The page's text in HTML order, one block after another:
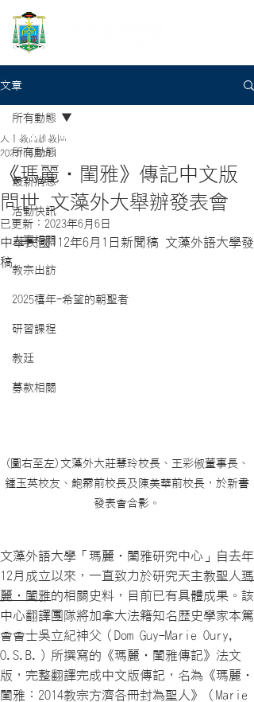
文章
所有動態
最新消息
活動快訊
人事相關
教宗出訪
2025禧年-希望的朝聖者
研習課程
教廷
募款相關
所有動態
《瑪麗‧閨雅》傳記中文版
問世 文藻外大舉辦發表會
天主教高雄教區
2023年6月5日
已更新： 2023年6月6日
中華民國112年6月1日新聞稿 文藻外語大學發
稿
(圖右至左)文藻外大莊慧玲校長、王彩俶董事長、
鍾玉英校友、鮑霦前校長及陳美華前校長，於新書
發表會合影。
文藻外語大學「瑪麗‧閨雅研究中心」自去年
12月成立以來，一直致力於研究天主教聖人 瑪
麗‧閨雅的相關史料，目前已有具體成果。該
中心翻譯團隊將加拿大法籍知名歷史學家本篤
會會士吳立紀神父（Dom Guy-Marie Oury,
O.S.B.）所撰寫的《瑪麗‧閨雅傳記》法文
版，完整翻譯完成中文版傳記，名為《瑪麗‧
閨雅：2014教宗方濟各冊封為聖人》（Marie